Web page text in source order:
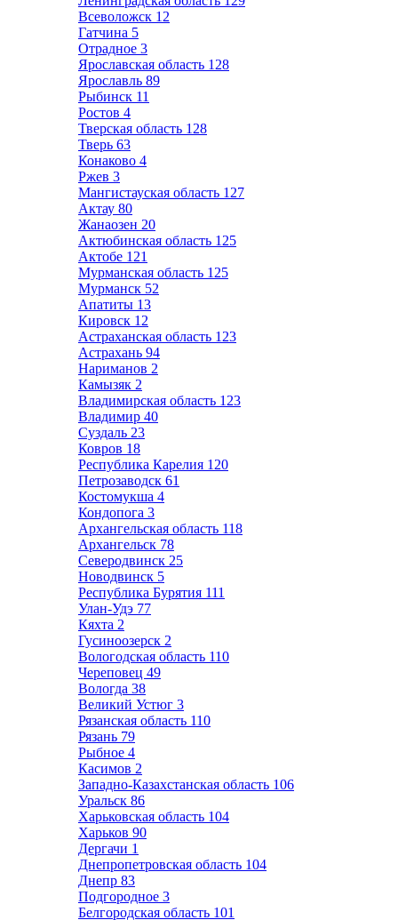
Всеволожск 12
Гатчина 5
Отрадное 3
Ярославская область 128
Ярославль 89
Рыбинск 11
Ростов 4
Тверская область 128
Тверь 63
Конаково 4
Ржев 3
Мангистауская область 127
Актау 80
Жанаозен 20
Актюбинская область 125
Актобе 121
Мурманская область 125
Мурманск 52
Апатиты 13
Кировск 12
Астраханская область 123
Астрахань 94
Нариманов 2
Камызяк 2
Владимирская область 123
Владимир 40
Суздаль 23
Ковров 18
Республика Карелия 120
Петрозаводск 61
Костомукша 4
Кондопога 3
Архангельская область 118
Архангельск 78
Северодвинск 25
Новодвинск 5
Республика Бурятия 111
Улан-Удэ 77
Кяхта 2
Гусиноозерск 2
Вологодская область 110
Череповец 49
Вологда 38
Великий Устюг 3
Рязанская область 110
Рязань 79
Рыбное 4
Касимов 2
Западно-Казахстанская область 106
Уральск 86
Харьковская область 104
Харьков 90
Дергачи 1
Днепропетровская область 104
Днепр 83
Подгородное 3
Белгородская область 101